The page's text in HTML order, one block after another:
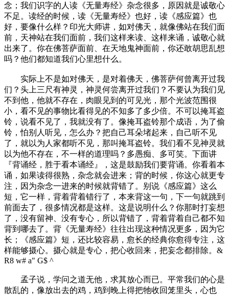
念；我们识字的人读《无量寿经》杂念很多，原因就是诚敬心
不足。读经的时候，读《无量寿经》也好，读《感应篇》也
好，要像什么样？印光大师讲，如对佛天，就像佛站在我们面
前，天神站在我们面前，我们这样来读、这样来诵，诚敬心就
出来了。你在佛菩萨面前、在天地鬼神面前，你还敢胡思乱想
吗？他们都知道我们心里想什么。
实际上不是如对佛天，是对着佛天，佛菩萨何曾离开过我
们？头上三尺有神灵，神灵何尝离开过我们？不要认为我们见
不到他，他就不存在，肉眼见到的可见光，那个光波范围很
小，看不见的事物比看得见的不知多了多少倍。不可以掩耳盗
铃，说看不见了，我就没有了。像掩耳盗铃那个成语，为了偷
铃，怕别人听见，怎么办？把自己耳朵堵起来，自己听不见
了，就以为人家都听不见，那叫掩耳盗铃。我们看不见神灵就
以为他不存在，不一样的道理吗？多愚痴、多可笑。下面讲
『背诵经，胜于看本诵经』，这是鼓励我们要背诵。你看着本
诵，如果读得很熟，杂念就会进来；背的时候，你这心就更专
注，因为杂念一进来的时候就背错了。别说《感应篇》这么
短，它一样，背着背着错行了，本来背这一句，下一句就跳到
前面去了，很多情况都是这样。这是说明什么？你那时打妄想
了，没有留神、没有专心，所以背错了，背着背着自己都不知
背到哪去了。背《无量寿经》往往出现这种情况更多，因为它
长；《感应篇》短，还比较容易，愈长的经典你愈得专注，这
样能够摄心。摄心就是专心，把心收回来，把妄念都排除。 &
R8 w# a" G$ ^
孟子说，学问之道无他，求其放心而已。平常我们的心是
散乱的，像放出去的鸡，鸡到晚上得把牠收回笼里头，心也